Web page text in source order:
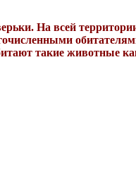
На всей
такие животные